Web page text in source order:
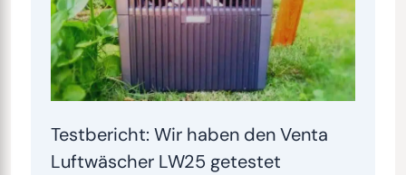
Testbericht: Wir haben den Venta
Luftwäscher LW25 getestet